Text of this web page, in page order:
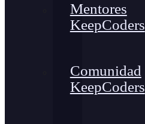
Mentores
KeepCoders
Comunidad
KeepCoders